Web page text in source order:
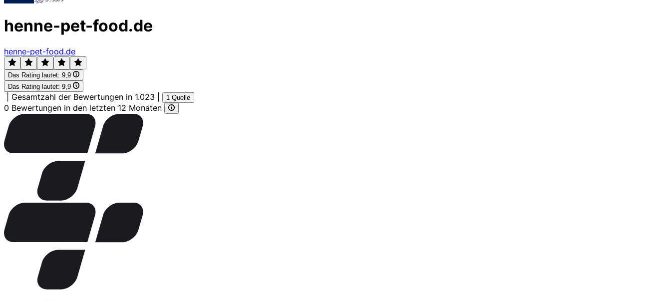
henne-pet-food.de
henne-pet-food.de
Das Rating lautet: 9,9
Das Rating lautet: 9,9
Gesamtzahl der Bewertungen in 1.023 1 Quelle
0 Bewertungen in den letzten 12 Monaten